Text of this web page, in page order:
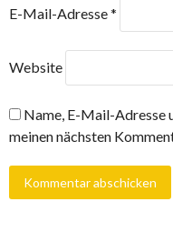
E-Mail-Adresse*
Website
Name, E-Mail-Adresse
meinen nächsten